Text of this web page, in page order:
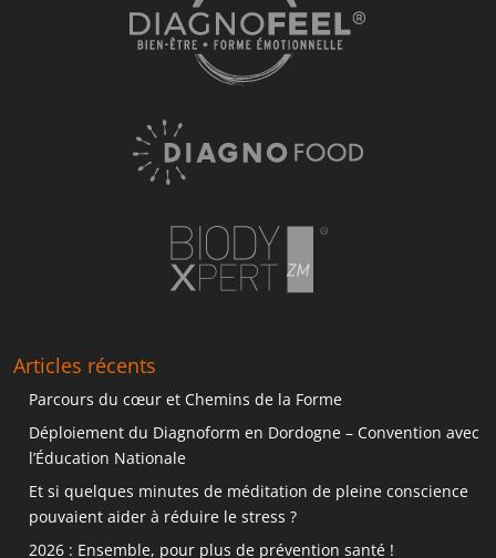
Articles récents
Parcours du cœur et Chemins de la Forme
Déploiement du Diagnoform en Dordogne – Convention avec
l’Éducation Nationale
Et si quelques minutes de méditation de pleine conscience
pouvaient aider à réduire le stress ?
2026 : Ensemble, pour plus de prévention santé !